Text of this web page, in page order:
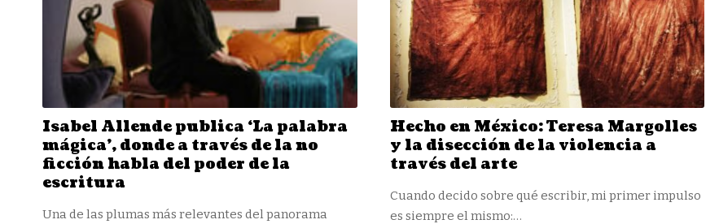
Isabel Allende publica ‘La palabra
mágica’, donde a través de la no
ficción habla del poder de la
escritura
Una de las plumas más relevantes del panorama
Hecho en México: Teresa Margolles
y la disección de la violencia a
través del arte
Cuando decido sobre qué escribir, mi primer impulso
es siempre el mismo:…